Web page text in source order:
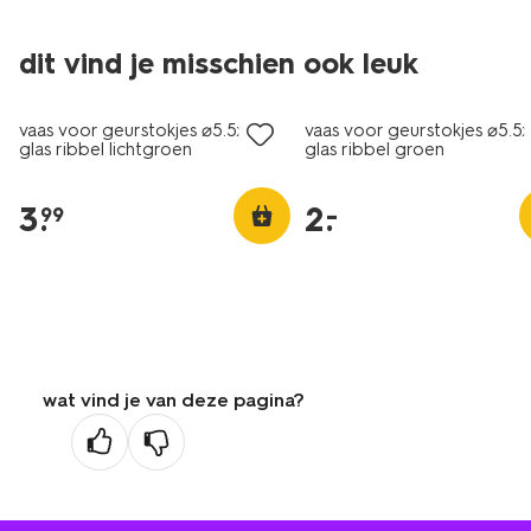
dit vind je misschien ook leuk
vaas voor geurstokjes ⌀5.5x11cm
glas ribbel lichtgroen
3.
99
laag geprijsd
vaas voor geurstokjes
glas ribbel groen
2.
–
wat vind je van deze pagina?